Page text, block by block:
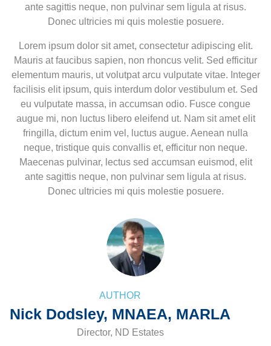
ante sagittis neque, non pulvinar sem ligula at risus.
Donec ultricies mi quis molestie posuere.
Lorem ipsum dolor sit amet, consectetur adipiscing elit.
Mauris at faucibus sapien, non rhoncus velit. Sed efficitur
elementum mauris, ut volutpat arcu vulputate vitae. Integer
facilisis elit ipsum, quis interdum dolor vestibulum et. Sed
eu vulputate massa, in accumsan odio. Fusce congue
augue mi, non luctus libero eleifend ut. Nam sit amet elit
fringilla, dictum enim vel, luctus augue. Aenean nulla
neque, tristique quis convallis et, efficitur non neque.
Maecenas pulvinar, lectus sed accumsan euismod, elit
ante sagittis neque, non pulvinar sem ligula at risus.
Donec ultricies mi quis molestie posuere.
AUTHOR
Nick Dodsley, MNAEA, MARLA
Director, ND Estates